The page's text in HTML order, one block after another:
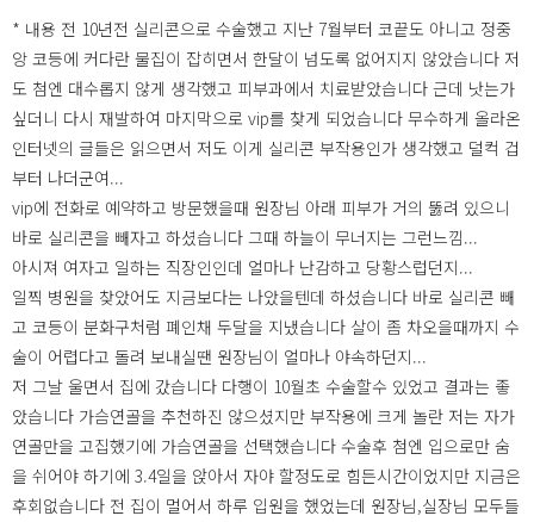
* 내용 전 10년전 실리콘으로 수술했고 지난 7월부터 코끝도 아니고 정중
앙 코등에 커다란 물집이 잡히면서 한달이 넘도록 없어지지 않았습니다 저
도 첨엔 대수롭지 않게 생각했고 피부과에서 치료받았습니다 근데 낫는가
싶더니 다시 재발하여 마지막으로 vip를 찾게 되었습니다 무수하게 올라온
인터넷의 글들은 읽으면서 저도 이게 실리콘 부작용인가 생각했고 덜컥 겁
부터 나더군여...
vip에 전화로 예약하고 방문했을때 원장님 아래 피부가 거의 뚫려 있으니
바로 실리콘을 빼자고 하셨습니다 그때 하늘이 무너지는 그런느낌...
아시져 여자고 일하는 직장인인데 얼마나 난감하고 당황스럽던지...
일찍 병원을 찾았어도 지금보다는 나았을텐데 하셨습니다 바로 실리콘 빼
고 코등이 분화구처럼 폐인채 두달을 지냈습니다 살이 좀 차오을때까지 수
술이 어렵다고 돌려 보내실땐 원장님이 얼마나 야속하던지...
저 그날 울면서 집에 갔습니다 다행이 10월초 수술할수 있었고 결과는 좋
았습니다 가슴연골을 추천하진 않으셨지만 부작용에 크게 놀란 저는 자가
연골만을 고집했기에 가슴연골을 선택했습니다 수술후 첨엔 입으로만 숨
을 쉬어야 하기에 3.4일을 앉아서 자야 할정도로 힘든시간이었지만 지금은
후회없습니다 전 집이 멀어서 하루 입원을 했었는데 원장님,실장님 모두들